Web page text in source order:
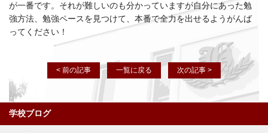
が一番です。それが難しいのも分かっていますが自分にあった勉
強方法、勉強ペースを見つけて、本番で全力を出せるようがんば
ってください！
< 前の記事 一覧に戻る 次の記事 >
学校ブログ